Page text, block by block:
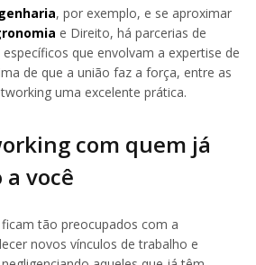
, por exemplo, e se aproximar
e Direito, há parcerias de
que envolvam a expertise de
de que a união faz a força, entre as
uma excelente prática.
com quem já
você
tão preocupados com a
novos vínculos de trabalho e